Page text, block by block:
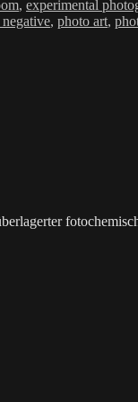
, experimental
negative, photo art,